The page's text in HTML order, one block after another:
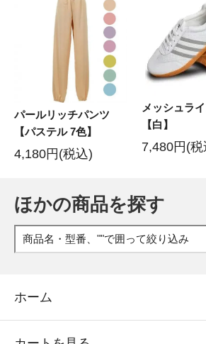
パールリッチパンツ
【パステル 7色】
4,180円(税込)
メッシュラ
【白】
7,480円(税
ほかの商品を探す
ホーム